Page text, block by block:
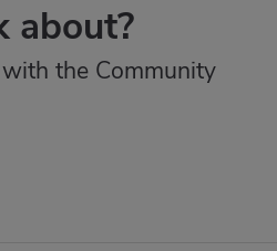
about?
the Community